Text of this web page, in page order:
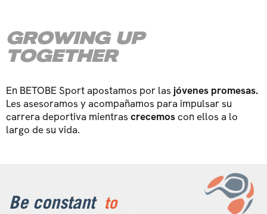
GROWING UP
TOGETHER
En BETOBE Sport apostamos por las jóvenes promesas.
Les asesoramos y acompañamos para impulsar su
carrera deportiva mientrascrecemos con ellos a lo
largo de su vida.
Be constant to